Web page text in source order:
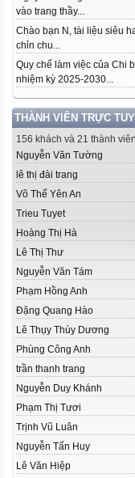
vào trang thầy...
Chào bạn N, tài liệu siêu
chỉn chu...
Quy chế làm việc của Chi
nhiệm kỳ 2025-2030...
THÀNH VIÊN TRỰC
156 khách và 21 thành viên
Nguyễn Văn Tường
lê thị đài trang
Võ Thế Yên An
Trieu Tuyet
Hoàng Thị Hà
Lê Thị Thư
Nguyễn Văn Tám
Phạm Hồng Anh
Đặng Quang Hào
Lê Thụy Thùy Dương
Phùng Công Anh
trần thanh trang
Nguyễn Duy Khánh
Phạm Thị Tươi
Trịnh Vũ Luân
Nguyễn Tấn Huy
Lê Văn Hiệp